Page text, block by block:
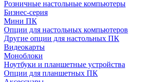
Розничные настольные компьютеры
Бизнес-серия
Мини ПК
Опции для настольных компьютеров
Другие опции для настольных ПК
Видеокарты
Моноблоки
Ноутбуки и планшетные устройства
Опции для планшетных ПК